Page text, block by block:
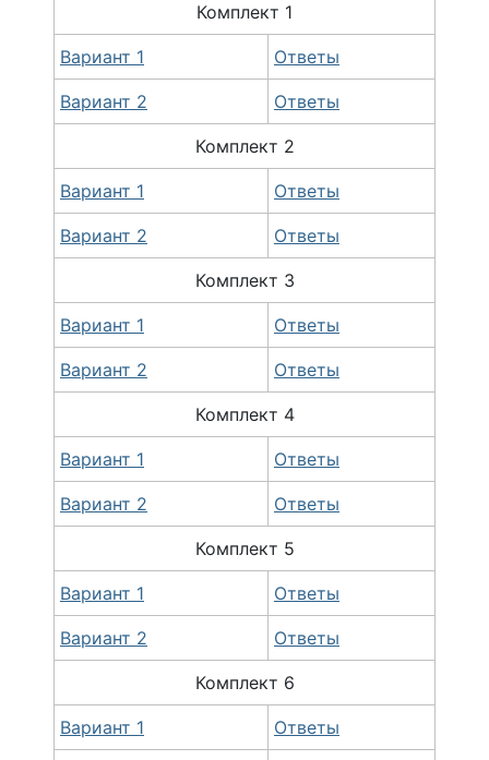
Комплект 1
Вариант 1 Ответы
Вариант 2 Ответы
Комплект 2
Вариант 1 Ответы
Вариант 2 Ответы
Комплект 3
Вариант 1 Ответы
Вариант 2 Ответы
Комплект 4
Вариант 1 Ответы
Вариант 2 Ответы
Комплект 5
Вариант 1 Ответы
Вариант 2 Ответы
Комплект 6
Вариант 1 Ответы